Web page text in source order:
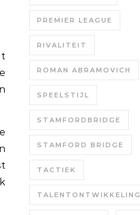
PREMIER LEAGUE
RIVALITEIT
ROMAN ABRAMOVICH
SPEELSTIJL
STAMFORDBRIDGE
STAMFORD BRIDGE
TACTIEK
TALENTONTWIKKELING